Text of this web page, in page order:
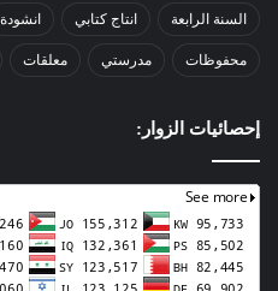
السنة الرابعة انتاج كتابي انشودة
محفوظات مدرستي معلقات
إحصائيات الزوار: